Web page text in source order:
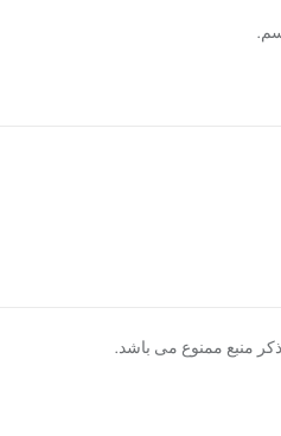
منبع ممنوع می باشد.